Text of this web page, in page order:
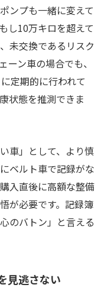
ンプも一緒に変えて
し10万キロを超えて
未交換であるリスク
ン車の場合でも、
定期的に行われて
状態を推測できま
車」として、より慎
ベルト車で記録がな
入直後に高額な整備
が必要です。記録簿
のバトン」と言える
見逃さない